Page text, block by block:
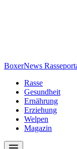
BoxerNews
Rasse
Gesundheit
Ernährung
Erziehung
Welpen
Magazin